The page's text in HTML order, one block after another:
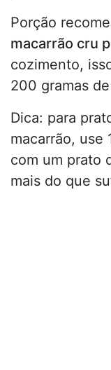
Porção
macarrão cru
cozimento,
200 gramas
Dica: para
macarrão, use
com um prato
mais do que